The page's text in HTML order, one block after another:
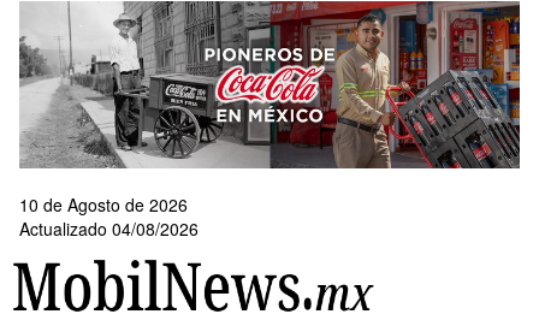
contenido
principal
10 de Agosto de 2026
Actualizado 04/08/2026